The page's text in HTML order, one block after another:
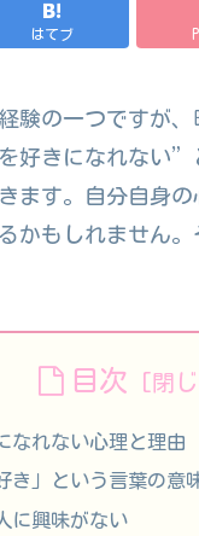
はてブ
験の一つですが
好きになれない
ます。自分自身
かもしれません
目次
なれない心理と理由
き」という言葉の意
に興味がない